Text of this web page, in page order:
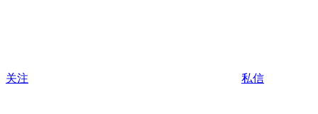
关注 私信